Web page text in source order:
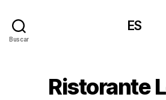
Buscar
ES
Ristorante